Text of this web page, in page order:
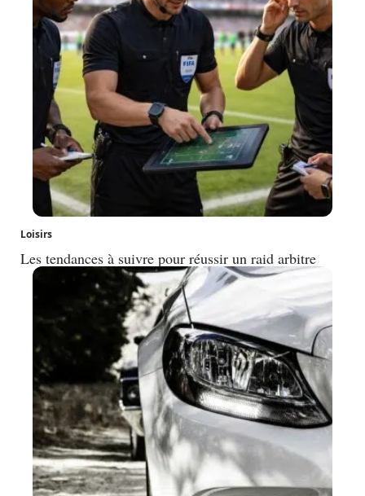
Loisirs
Les tendances à suivre pour réussir un raid arbitre